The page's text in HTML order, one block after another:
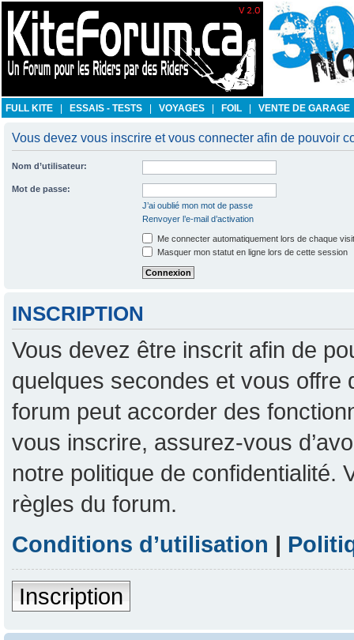
FULL KITE ESSAIS - TESTS VOYAGES FOIL VENTE DE GARAGE
Vous devez vous inscrire et vous connecter afin de pouvoir
Nom d’utilisateur:
Mot de passe:
J’ai oublié mon mot de passe
Renvoyer l’e-mail d’activation
Me connecter automatiquement lors de chaque
Masquer mon statut en ligne lors de cette session
INSCRIPTION
Vous devez être inscrit afin de
quelques secondes et vous offre
forum peut accorder des
vous inscrire, assurez-vous
notre politique de confidentialité.
règles du forum.
Conditions d’utilisation |
Inscription